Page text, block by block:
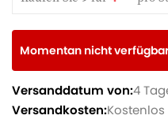
Momentan nicht
Versanddatum von:4
Versandkosten: